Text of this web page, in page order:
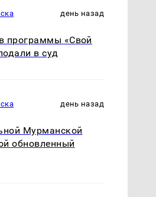
день назад
программы «Свой
в суд
день назад
Мурманской
обновленный